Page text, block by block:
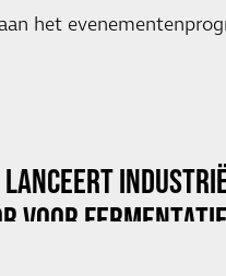
het
VOOR FERMENTATIE